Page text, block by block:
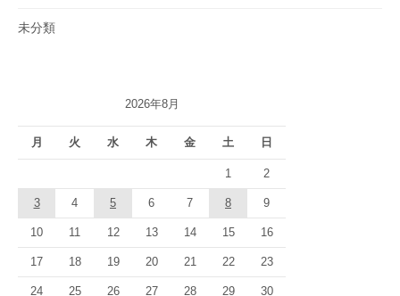
未分類
2026年8月
月 火 水 木 金 土 日
1 2
3 4 5 6 7 8 9
10 11 12 13 14 15 16
17 18 19 20 21 22 23
24 25 26 27 28 29 30